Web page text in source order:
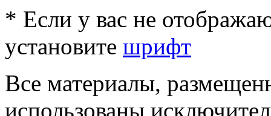
* Если у вас не
установите шрифт
Все материалы,
использованы